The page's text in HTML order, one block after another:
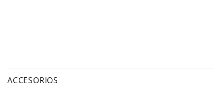
ACCESORIOS